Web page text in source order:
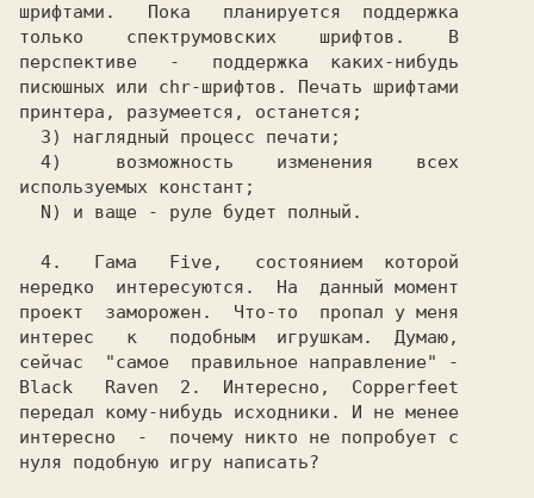
шрифтами. Пока   планируется  поддержка
только    спектрумовских    шрифтов.    В
перспективе   -   поддержка  каких-нибудь
писюшных или chr-шрифтов. Печать шрифтами
принтера, разумеется, останется;
3)
наглядный процесс печати;
4)
возможность    изменения    всех
используемых констант;
N)
и ваще - руле будет полный.
4. Гама Five, состоянием  которой
нередко  интересуются.  На  данный момент
проект  заморожен.  Что-то  пропал у меня
интерес   к   подобным  игрушкам.  Думаю,
Black   Raven  2. Интересно,
передал кому-нибудь исходники. И не менее
интересно  -  почему никто не попробует с
нуля подобную игру написать?